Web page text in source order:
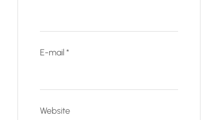
E-mail*
Website